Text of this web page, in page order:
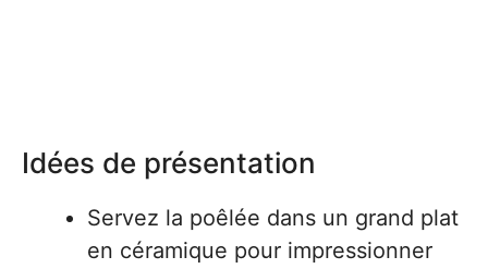
Idées de présentation
Servez la poêlée dans un grand plat
en céramique pour impressionner